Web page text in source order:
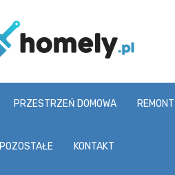
PRZESTRZEŃ DOMOWA REMONT
POZOSTAŁE KONTAKT